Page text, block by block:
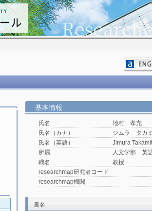
基本情報
氏名
地村 孝充
氏名（カナ）
ジムラ タカ
氏名（英語）
Jimura
所属
人文学部 英
職名
教授
researchmap研究者コード
researchmap機関
書名